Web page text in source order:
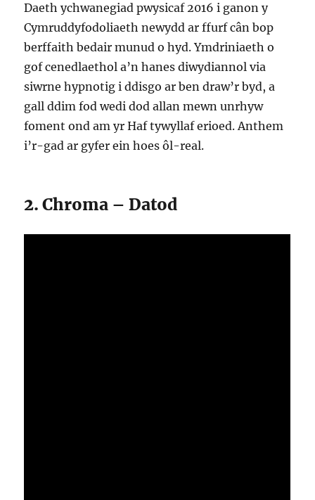
Daeth ychwanegiad pwysicaf 2016 i ganon y
Cymruddyfodoliaeth newydd ar ffurf cân bop
berffaith bedair munud o hyd. Ymdriniaeth o
gof cenedlaethol a’n hanes diwydiannol via
siwrne hypnotig i ddisgo ar ben draw’r byd, a
gall ddim fod wedi dod allan mewn unrhyw
foment ond am yr Haf tywyllaf erioed. Anthem
i’r-gad ar gyfer ein hoes ôl-real.
2. Chroma – Datod